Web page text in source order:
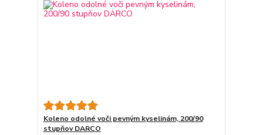
Koleno odolné voči pevným kyselinám, 200/90
stupňov DARCO